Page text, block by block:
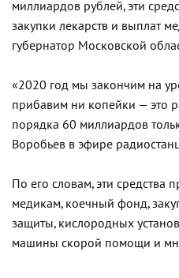
миллиардов рублей, эти
закупки лекарств и выплат
губернатор Московской
«2020 год мы закончим на
прибавим ни копейки — это
порядка 60 миллиардов
Воробьев в эфире
По его словам, эти средства
медикам, коечный фонд,
защиты, кислородных
машины скорой помощи и